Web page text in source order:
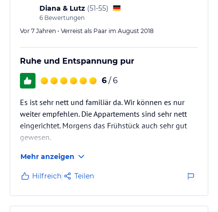
Diana & Lutz (51-55)
6 Bewertungen
Vor 7 Jahren • Verreist als Paar im August 2018
Ruhe und Entspannung pur
6 / 6
Es ist sehr nett und familiär da. Wir können es nur
weiter empfehlen. Die Appartements sind sehr nett
eingerichtet. Morgens das Frühstück auch sehr gut
gewesen.
Mehr anzeigen
Hilfreich Teilen